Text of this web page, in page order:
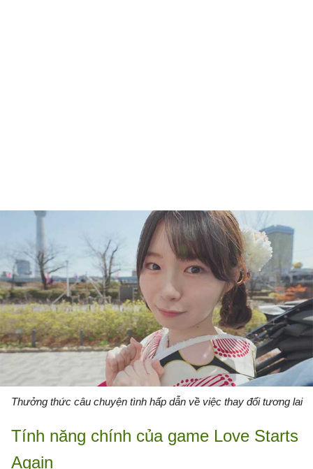
Thưởng thức câu chuyện tình hấp dẫn về việc thay đổi tương lai
Tính năng chính của game Love Starts
Again